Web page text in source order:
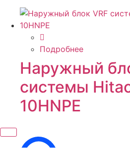
Подробнее
Наружный
системы
10HNPE